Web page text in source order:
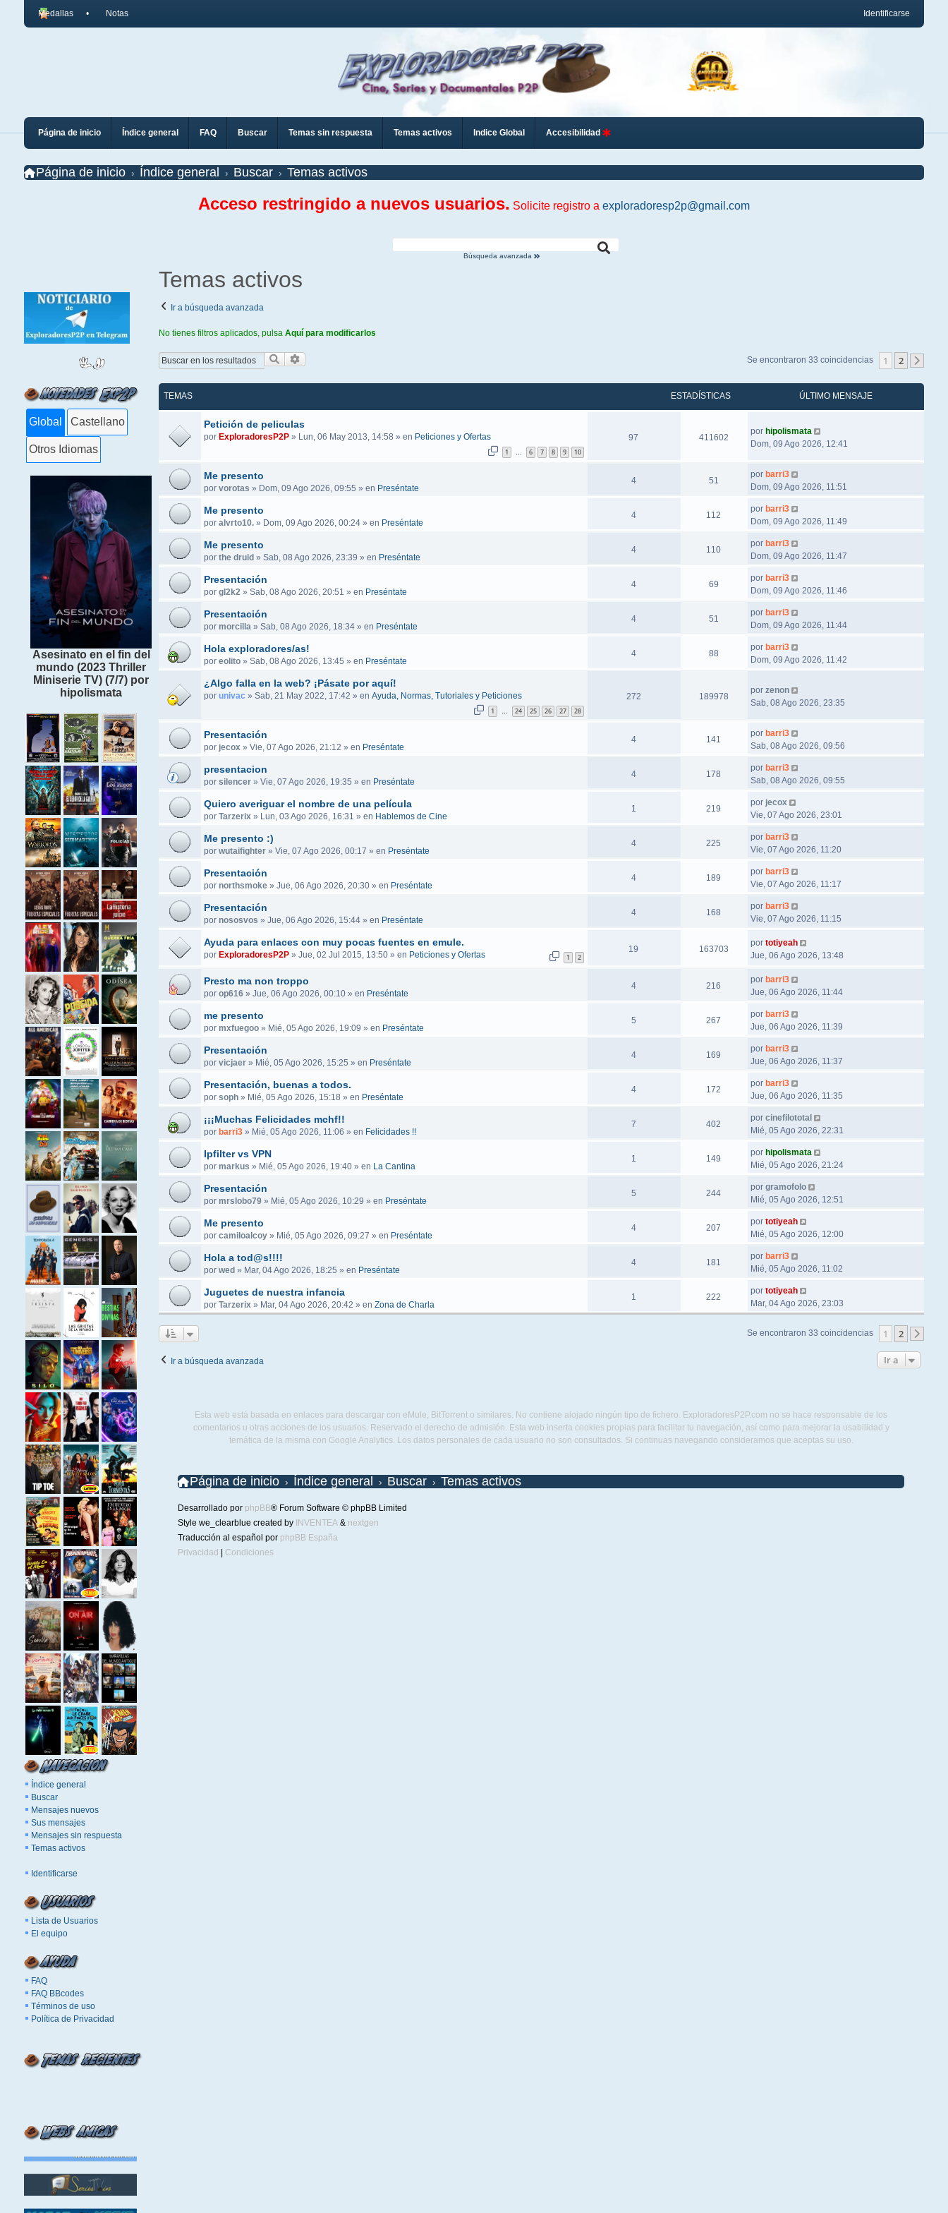
Identificarse
Medallas Notas
Página de inicio Índice general FAQ Buscar Temas sin respuesta Temas activos Indice Global Accesibilidad
Página de inicio Índice general Buscar Temas activos
Acceso restringido a nuevos usuarios. Solicite registro a exploradoresp2p@gmail.com
Búsqueda avanzada
Global Castellano
Otros Idiomas
Asesinato en el fin del
mundo (2023 Thriller
Miniserie TV) (7/7) por
hipolismata
Índice general
Buscar
Mensajes nuevos
Sus mensajes
Mensajes sin respuesta
Temas activos
Identificarse
Lista de Usuarios
El equipo
FAQ
FAQ BBcodes
Términos de uso
Política de Privacidad
Temas activos
Ir a búsqueda avanzada
No tienes filtros aplicados, pulsa Aquí para modificarlos
Buscar Se encontraron 33 coincidencias 1 2
TEMAS ESTADÍSTICAS ÚLTIMO MENSAJE
Petición de peliculas
por ExploradoresP2P» Lun, 06 May 2013, 14:58 » en Peticiones y Ofertas
1 6 7 8 9 10
97 411602
por hipolismata
Dom, 09 Ago 2026, 12:41
Me presento
por vorotas » Dom, 09 Ago 2026, 09:55 » en Preséntate
4 51
por barri3
Dom, 09 Ago 2026, 11:51
Me presento
por alvrto10.» Dom, 09 Ago 2026, 00:24» en Preséntate
4 112
por barri3
Dom, 09 Ago 2026, 11:49
Me presento
por the druid » Sab, 08 Ago 2026, 23:39 » en Preséntate
4 110
por barri3
Dom, 09 Ago 2026, 11:47
Presentación
por gl2k2» Sab, 08 Ago 2026, 20:51 » en Preséntate
4 69
por barri3
Dom, 09 Ago 2026, 11:46
Presentación
por morcilla» Sab, 08 Ago 2026, 18:34» en Preséntate
4 51
por barri3
Dom, 09 Ago 2026, 11:44
Hola exploradores/as!
por eolito» Sab, 08 Ago 2026, 13:45 » en Preséntate
4 88
por barri3
Dom, 09 Ago 2026, 11:42
¿Algo falla en la web? ¡Pásate por aquí!
por univac » Sab, 21 May 2022, 17:42 » en Ayuda, Normas, Tutoriales y Peticiones
1 24 25 26 27 28
272 189978
por zenon
Sab, 08 Ago 2026, 23:35
Presentación
por jecox» Vie, 07 Ago 2026, 21:12 » en Preséntate
4 141
por barri3
Sab, 08 Ago 2026, 09:56
presentacion
por silencer» Vie, 07 Ago 2026, 19:35 » en Preséntate
4 178
por barri3
Sab, 08 Ago 2026, 09:55
Quiero averiguar el nombre de una película
por Tarzerix» Lun, 03 Ago 2026, 16:31 » en Hablemos de Cine
1 219
por jecox
Vie, 07 Ago 2026, 23:01
Me presento :)
por wutaifighter» Vie, 07 Ago 2026, 00:17 » en Preséntate
4 225
por barri3
Vie, 07 Ago 2026, 11:20
Presentación
por northsmoke» Jue, 06 Ago 2026, 20:30» en Preséntate
4 189
por barri3
Vie, 07 Ago 2026, 11:17
Presentación
por nososvos » Jue, 06 Ago 2026, 15:44» en Preséntate
4 168
por barri3
Vie, 07 Ago 2026, 11:15
Ayuda para enlaces con muy pocas fuentes en emule.
por ExploradoresP2P» Jue, 02 Jul 2015, 13:50» en Peticiones y Ofertas 1 2
19 163703
por totiyeah
Jue, 06 Ago 2026, 13:48
Presto ma non troppo
por op616 » Jue, 06 Ago 2026, 00:10» en Preséntate
4 216
por barri3
Jue, 06 Ago 2026, 11:44
me presento
por mxfuegoo» Mié, 05 Ago 2026, 19:09 » en Preséntate
5 267
por barri3
Jue, 06 Ago 2026, 11:39
Presentación
por vicjaer» Mié, 05 Ago 2026, 15:25 » en Preséntate
4 169
por barri3
Jue, 06 Ago 2026, 11:37
Presentación, buenas a todos.
por soph» Mié, 05 Ago 2026, 15:18 » en Preséntate
4 172
por barri3
Jue, 06 Ago 2026, 11:35
¡¡¡Muchas Felicidades mchf!!
por barri3» Mié, 05 Ago 2026, 11:06 » en Felicidades !!
7 402
por cinefilototal
Mié, 05 Ago 2026, 22:31
Ipfilter vs VPN
por markus » Mié, 05 Ago 2026, 19:40» en La Cantina
1 149
por hipolismata
Mié, 05 Ago 2026, 21:24
Presentación
por mrslobo79» Mié, 05 Ago 2026, 10:29 » en Preséntate
5 244
por gramofolo
Mié, 05 Ago 2026, 12:51
Me presento
por camiloalcoy» Mié, 05 Ago 2026, 09:27 » en Preséntate
4 207
por totiyeah
Mié, 05 Ago 2026, 12:00
Hola a tod@s!!!!
por wed » Mar, 04 Ago 2026, 18:25 » en Preséntate
4 181
por barri3
Mié, 05 Ago 2026, 11:02
Juguetes de nuestra infancia
por Tarzerix» Mar, 04 Ago 2026, 20:42 » en Zona de Charla
1 222
por totiyeah
Mar, 04 Ago 2026, 23:03
Se encontraron 33 coincidencias 1 2
Ir a búsqueda avanzada Ir a
Esta web está basada en enlaces para descargar con eMule, BitTorrent o similares. No contiene alojado ningún tipo de fichero. ExploradoresP2P.com no se hace responsable de los
comentarios u otras acciones de los usuarios. Reservado el derecho de admisión. Esta web inserta cookies propias para facilitar tu navegación, así como para mejorar la usabilidad y
temática de la misma con Google Analytics. Los datos personales de cada usuario no son consultados. Si continuas navegando consideramos que aceptas su uso.
Página de inicio Índice general Buscar Temas activos
Desarrollado por phpBB® Forum Software © phpBB Limited
Style we_clearblue created by INVENTEA& nextgen
Traducción al español por phpBB España
Privacidad
Condiciones